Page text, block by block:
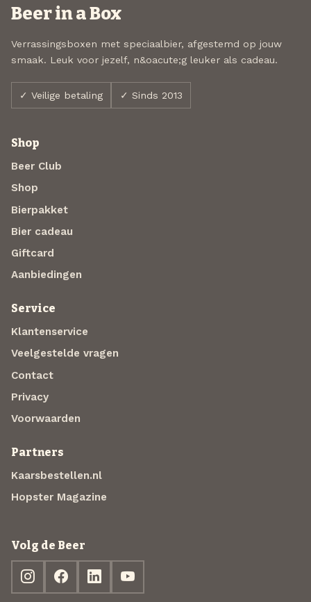
Beer in a Box
Verrassingsboxen met speciaalbier, afgestemd op jouw
smaak. Leuk voor jezelf, n&oacute;g leuker als cadeau.
✓ Veilige betaling ✓ Sinds 2013
Shop
Beer Club
Shop
Bierpakket
Bier cadeau
Giftcard
Aanbiedingen
Service
Klantenservice
Veelgestelde vragen
Contact
Privacy
Voorwaarden
Partners
Kaarsbestellen.nl
Hopster Magazine
Volg de Beer